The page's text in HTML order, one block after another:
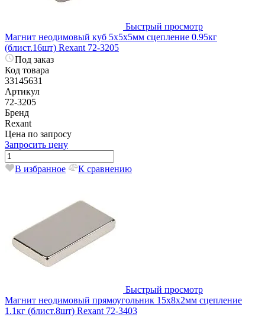
Быстрый просмотр
Магнит неодимовый куб 5х5х5мм сцепление 0.95кг
(блист.16шт) Rexant 72-3205
Под заказ
Код товара
33145631
Артикул
72-3205
Бренд
Rexant
Цена по запросу
Запросить цену
В избранное К сравнению
Быстрый просмотр
Магнит неодимовый прямоугольник 15х8х2мм сцепление
1.1кг (блист.8шт) Rexant 72-3403